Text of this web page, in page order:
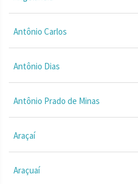
Antônio Carlos
Antônio Dias
Antônio Prado de Minas
Araçaí
Araçuaí